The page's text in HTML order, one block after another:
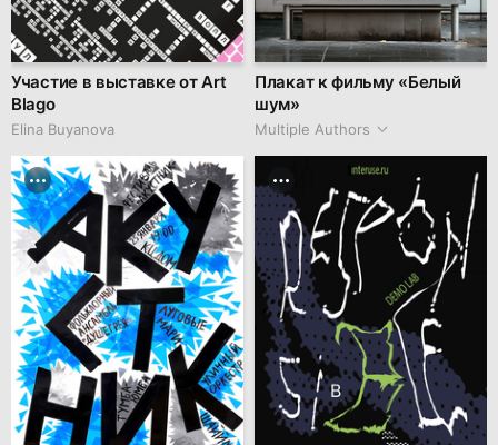
Участие в выставке от Art
Blago
Elina Buyanova
Плакат к фильму «Белый
шум»
Multiple Authors